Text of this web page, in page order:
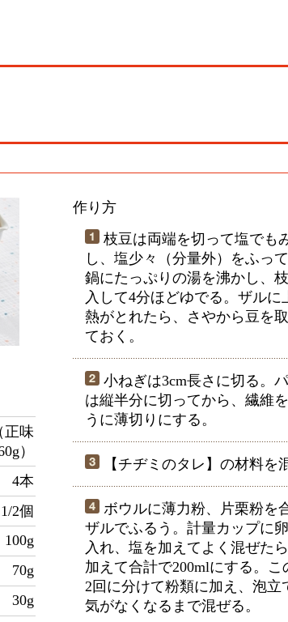
正味
）
4本
1/2個
100g
70g
30g
作り方
枝豆は両端を切って塩でも
し、塩少々（分量外）をふって
鍋にたっぷりの湯を沸かし、
入して4分ほどゆでる。ザルに
熱がとれたら、さやから豆を
ておく。
小ねぎは3cm長さに切る。
は縦半分に切ってから、繊維
うに薄切りにする。
【チヂミのタレ】の材料を
ボウルに薄力粉、片栗粉を
ザルでふるう。計量カップに
入れ、塩を加えてよく混ぜた
加えて合計で200mlにする。こ
2回に分けて粉類に加え、泡立
気がなくなるまで混ぜる。